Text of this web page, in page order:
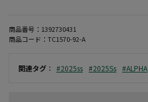
商品番号： 1392730431
商品コード： TC1570-92-A
関連タグ ： #2025ss #2025Ss #ALPHA